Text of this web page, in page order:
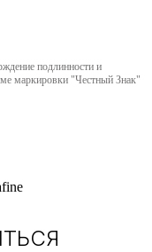
подлинности и
маркировки "Честный Знак"